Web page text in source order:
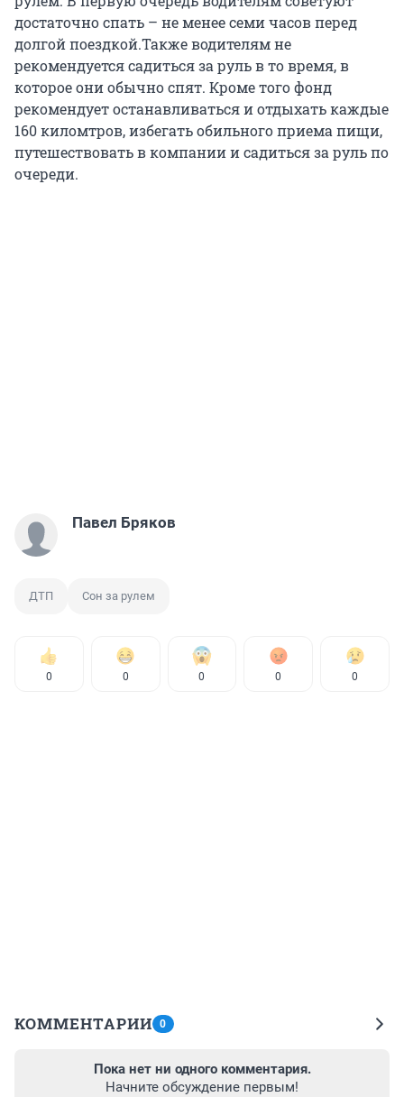
достаточно спать – не менее семи часов перед
долгой поездкой.Также водителям не
рекомендуется садиться за руль в то время, в
которое они обычно спят. Кроме того фонд
рекомендует останавливаться и отдыхать каждые
160 киломтров, избегать обильного приема пищи,
путешествовать в компании и садиться за руль по
очереди.
Павел Бряков
ДТП Сон за рулем
0 0 0 0 0
КОММЕНТАРИИ 0
Пока нет ни одного комментария.
Начните обсуждение первым!